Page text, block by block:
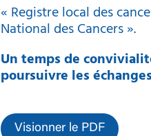
« Registre local des
National des Cancers ».
Un temps de
poursuivre les
Visionner le PDF